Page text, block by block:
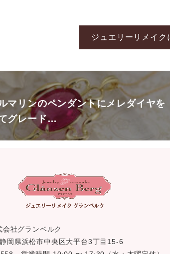
ジュエリーリメイク
マリンのペンダントにメレダイヤを
グレード…
社グランベルク
県浜松市中央区大平台3丁目15-6